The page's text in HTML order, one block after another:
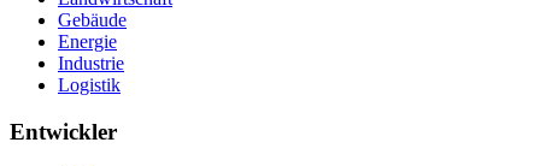
Gebäude
Energie
Industrie
Logistik
Entwickler